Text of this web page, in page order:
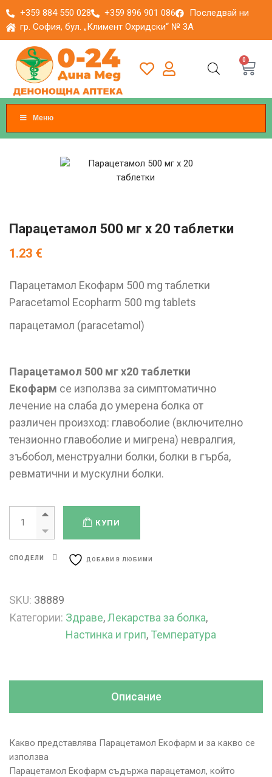
+359 884 550 028 +359 896 901 086
Последвай ни
гр. София, бул. „Климент Охридски“ № 3A
0
Меню
Парацетамол 500 мг x 20 таблетки
1.23 €
Парацетамол Екофарм 500 mg таблетки
Paracetamol Ecopharm 500 mg tablets
парацетамол (paracetamol)
Парацетамол 500 мг x20 таблетки
Екофарм се използва за симптоматично
лечение на слаба до умерена болка от
различен произход: главоболие (включително
тензионно главоболие и мигрена) невралгия,
зъбобол, менструални болки, болки в гърба,
ревматични и мускулни болки.
КУПИ
СПОДЕЛИ ДОБАВИ В ЛЮБИМИ
SKU: 38889
Категории: Здраве,Лекарства за болка,
Настинка и грип, Температура
Описание
Какво представлява Парацетамол Екофарм и за какво се
използва
Парацетамол Екофарм съдържа парацетамол, който